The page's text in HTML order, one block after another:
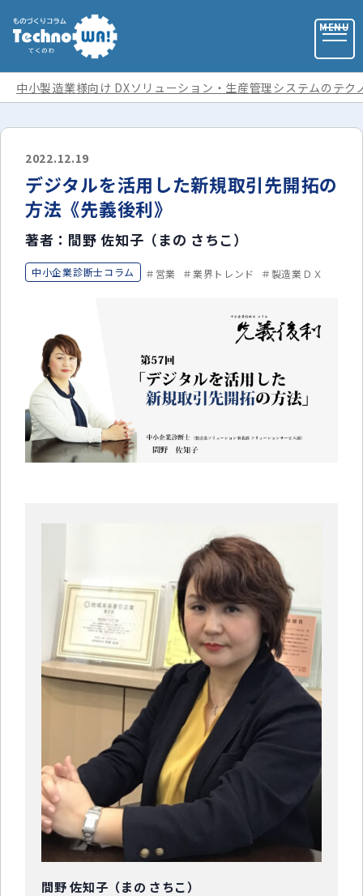
お役立ち資料
運営会社
中小企業診断士コラム
生産管理コンテンツ
イベント開催レポート
セミナーアーカイブ
導入事例
中小製造業様向け DXソリューション・生産管理システムのテク
2022.12.19
デジタルを活用した新規取引先開拓の
方法《先義後利》
著者：間野 佐知子（まの さちこ）
中小企業診断士コラム 営業 業界トレンド 製造業ＤＸ
間野 佐知子（まの さちこ）